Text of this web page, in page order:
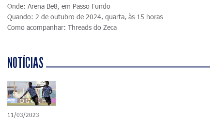
Onde: Arena Be8, em Passo Fundo
Quando: 2 de outubro de 2024, quarta, às 15 horas
Como acompanhar: Threads do Zeca
NOTÍCIAS
11/03/2023